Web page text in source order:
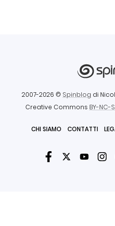
2007-2026 © Spinblog di
Creative Commons BY-NC-
CHI SIAMO CONTATTI